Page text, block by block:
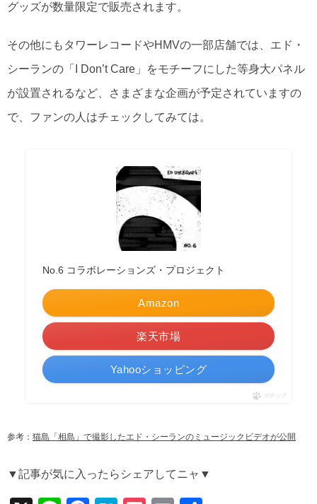
グッズが数量限定で販売されます。
その他にもタワーレコードやHMVの一部店舗では、エド・
シーランの「I Don’t Care」をモチーフにした等身大パネル
が設置されるなど、さまざまな企画が予定されていますの
で、ファンの人はチェックしてみては。
No.6 コラボレーションズ・プロジェクト
Amazon
楽天市場
Yahooショッピング
ポチップ
参考： 猫島「相島」で撮影したエド・シーランのミュージックビデオが公開
▼記事が気に入ったらシェアしてニャ▼